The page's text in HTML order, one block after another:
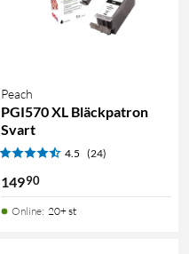
Peach
PGI570 XL Bläckpatron
Svart
4.5 (24)
14990
Online: 20+ st